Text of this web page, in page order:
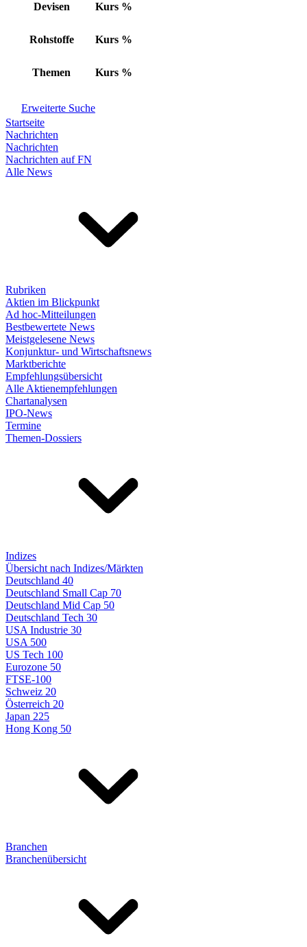
Devisen Kurs %
Rohstoffe Kurs %
Themen Kurs %
Erweiterte Suche
Startseite
Nachrichten
Nachrichten
Nachrichten auf FN
Alle News
Rubriken
Aktien im Blickpunkt
Ad hoc-Mitteilungen
Bestbewertete News
Meistgelesene News
Konjunktur- und Wirtschaftsnews
Marktberichte
Empfehlungsübersicht
Alle Aktienempfehlungen
Chartanalysen
IPO-News
Termine
Themen-Dossiers
Indizes
Übersicht nach Indizes/Märkten
Deutschland 40
Deutschland Small Cap 70
Deutschland Mid Cap 50
Deutschland Tech 30
USA Industrie 30
USA 500
US Tech 100
Eurozone 50
FTSE-100
Schweiz 20
Österreich 20
Japan 225
Hong Kong 50
Branchen
Branchenübersicht